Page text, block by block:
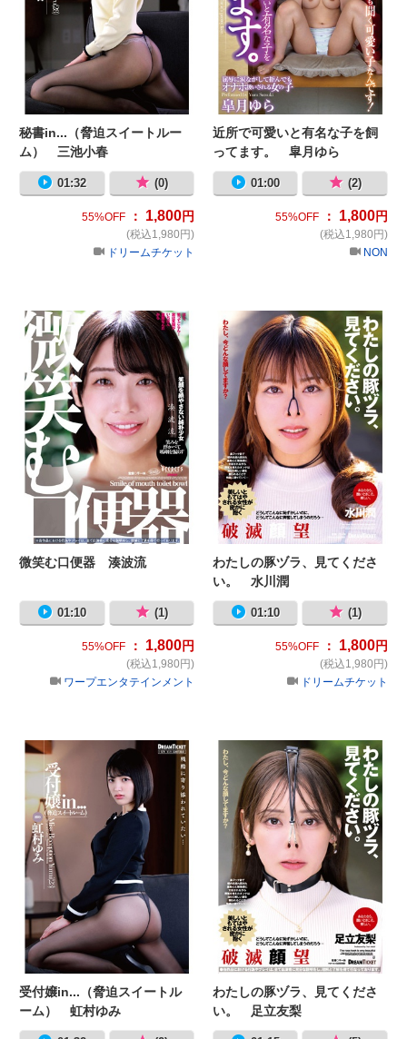
秘書in...（脅迫スイートルー
ム） 三池小春
01:32 (0)
55%OFF ： 1,800円
(税込1,980円)
ドリームチケット
近所で可愛いと有名な子を飼
ってます。 皐月ゆら
01:00 (2)
55%OFF： 1,800円
(税込1,980円)
NON
微笑む口便器 湊波流
微笑む口便器 湊波流
01:10 (1)
55%OFF ： 1,800円
(税込1,980円)
ワープエンタテインメント
わたしの豚ヅラ、見てくださ
い。 水川潤
01:10 (1)
55%OFF： 1,800円
(税込1,980円)
ドリームチケット
受付嬢in...（脅迫スイートルーム）
受付嬢in...（脅迫スイートル
ーム） 虹村ゆみ
わたしの豚ヅラ、見てくださ
い。 足立友梨